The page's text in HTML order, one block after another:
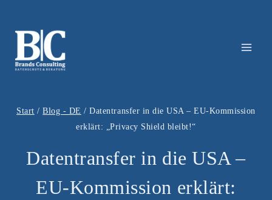
springen
Start / Blog - DE / Datentransfer in die USA – EU-Kommission
erklärt: „Privacy Shield bleibt!“
Datentransfer in die USA –
EU-Kommission erklärt: